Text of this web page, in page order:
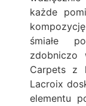
każde
śmiałe
zdobniczo
Carpets z
Lacroix
elementu